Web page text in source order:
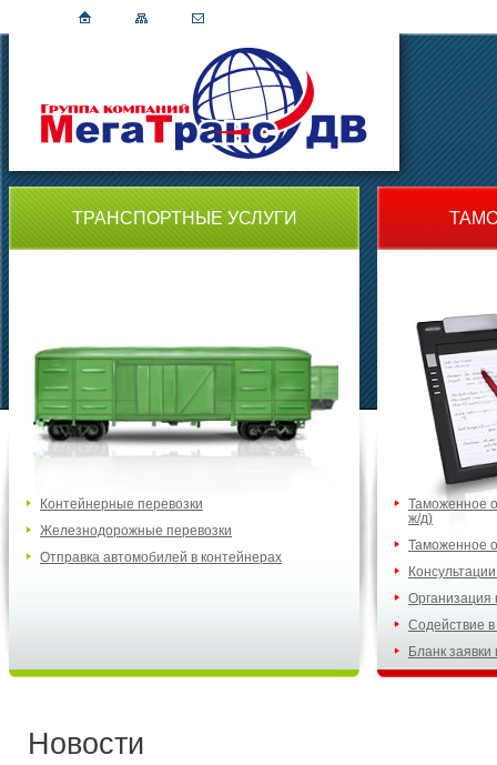
ТРАНСПОРТНЫЕ УСЛУГИ
Контейнерные перевозки
Железнодорожные перевозки
Отправка автомобилей в контейнерах
Таможенное
ж/д)
Таможенное
Организация
Содействие
Бланк
Новости